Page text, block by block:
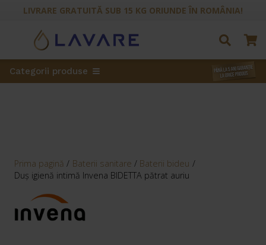
LIVRARE GRATUITĂ SUB 15 KG ORIUNDE ÎN ROMÂNIA!
Categorii produse
Prima pagină / Baterii sanitare / Baterii bideu /
Duș igienă intimă Invena BIDETTA pătrat auriu